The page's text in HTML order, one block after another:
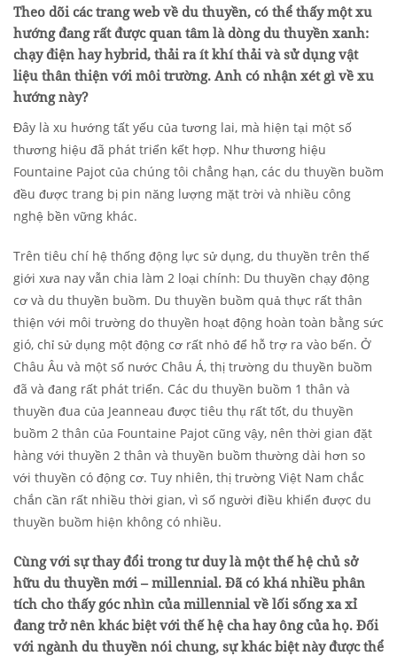
Theo dõi các trang web về du thuyền, có thể thấy một xu
hướng đang rất được quan tâm là dòng du thuyền xanh:
chạy điện hay hybrid, thải ra ít khí thải và sử dụng vật
liệu thân thiện với môi trường. Anh có nhận xét gì về xu
hướng này?
Đây là xu hướng tất yếu của tương lai, mà hiện tại một số
thương hiệu đã phát triển kết hợp. Như thương hiệu
Fountaine Pajot của chúng tôi chẳng hạn, các du thuyền buồm
đều được trang bị pin năng lượng mặt trời và nhiều công
nghệ bền vững khác.
Trên tiêu chí hệ thống động lực sử dụng, du thuyền trên thế
giới xưa nay vẫn chia làm 2 loại chính: Du thuyền chạy động
cơ và du thuyền buồm. Du thuyền buồm quả thực rất thân
thiện với môi trường do thuyền hoạt động hoàn toàn bằng sức
gió, chỉ sử dụng một động cơ rất nhỏ để hỗ trợ ra vào bến. Ở
Châu Âu và một số nước Châu Á, thị trường du thuyền buồm
đã và đang rất phát triển. Các du thuyền buồm 1 thân và
thuyền đua của Jeanneau được tiêu thụ rất tốt, du thuyền
buồm 2 thân của Fountaine Pajot cũng vậy, nên thời gian đặt
hàng với thuyền 2 thân và thuyền buồm thường dài hơn so
với thuyền có động cơ. Tuy nhiên, thị trường Việt Nam chắc
chắn cần rất nhiều thời gian, vì số người điều khiển được du
thuyền buồm hiện không có nhiều.
Cùng với sự thay đổi trong tư duy là một thế hệ chủ sở
hữu du thuyền mới – millennial. Đã có khá nhiều phân
tích cho thấy góc nhìn của millennial về lối sống xa xỉ
đang trở nên khác biệt với thế hệ cha hay ông của họ. Đối
với ngành du thuyền nói chung, sự khác biệt này được thể